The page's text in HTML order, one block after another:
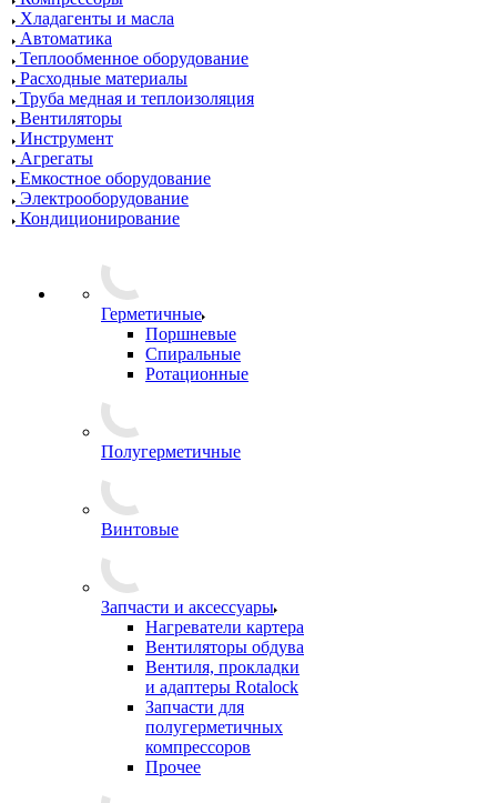
Хладагенты и масла
Автоматика
Теплообменное оборудование
Расходные материалы
Труба медная и теплоизоляция
Вентиляторы
Инструмент
Агрегаты
Емкостное оборудование
Электрооборудование
Кондиционирование
Герметичные
Поршневые
Спиральные
Ротационные
Полугерметичные
Винтовые
Запчасти и аксессуары
Нагреватели картера
Вентиляторы обдува
Вентиля, прокладки
и адаптеры Rotalock
Запчасти для
полугерметичных
компрессоров
Прочее